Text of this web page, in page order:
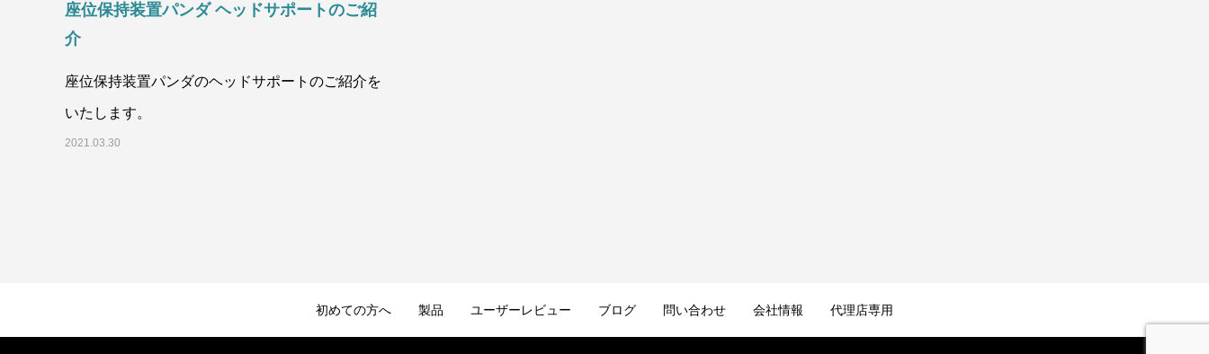
座位保持装置パンダ ヘッドサポートのご紹
介
座位保持装置パンダのヘッドサポートのご紹介を
いたします。
2021.03.30
初めての方へ 製品 ユーザーレビュー ブログ 問い合わせ 会社情報 代理店専用